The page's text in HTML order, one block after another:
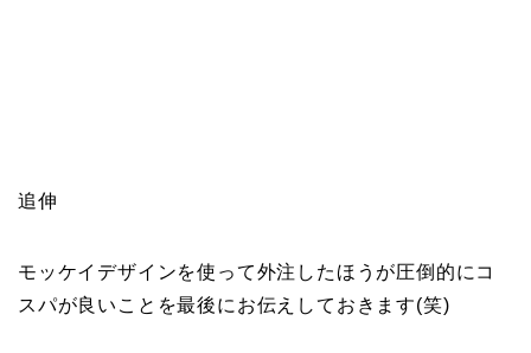
追伸
モッケイデザインを使って外注したほうが圧倒的にコ
スパが良いことを最後にお伝えしておきます(笑)